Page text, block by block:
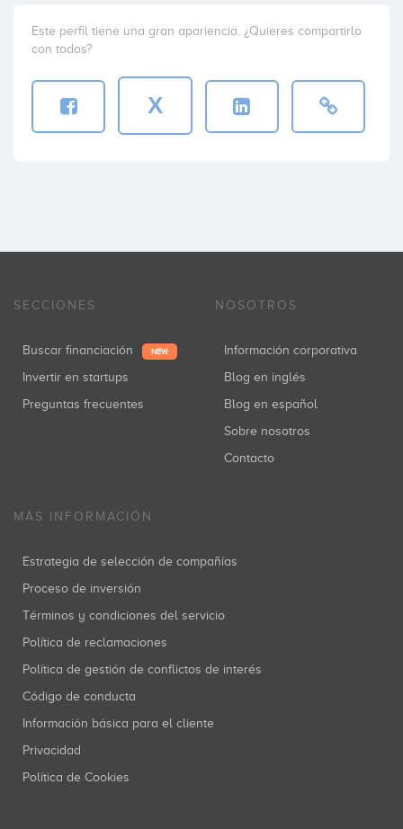
Este perfil tiene una gran apariencia. ¿Quieres compartirlo
con todos?
X
SECCIONES
Buscar financiación NEW
Invertir en startups
Preguntas frecuentes
NOSOTROS
Información corporativa
Blog en inglés
Blog en español
Sobre nosotros
Contacto
MÁS INFORMACIÓN
Estrategia de selección de compañías
Proceso de inversión
Términos y condiciones del servicio
Política de reclamaciones
Política de gestión de conflictos de interés
Código de conducta
Información básica para el cliente
Privacidad
Política de Cookies